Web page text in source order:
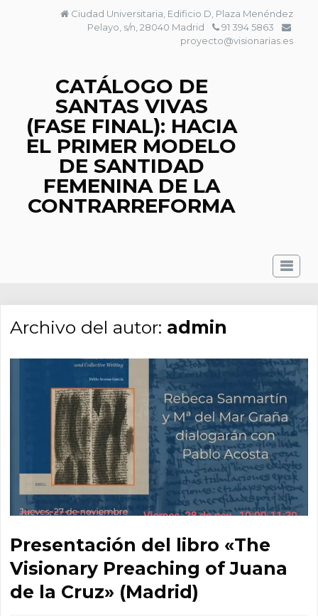
Ciudad Universitaria, Edificio D, Plaza Menéndez
Pelayo, s/n, 28040 Madrid
91 394 5863
proyecto@visionarias.es
CATÁLOGO DE
SANTAS VIVAS
(FASE FINAL): HACIA
EL PRIMER MODELO
DE SANTIDAD
FEMENINA DE LA
CONTRARREFORMA
Archivo del autor: admin
Presentación del libro «The
Visionary Preaching of Juana
de la Cruz» (Madrid)